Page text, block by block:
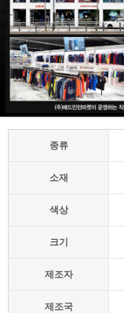
종류
소재
색상
크기
제조자
제조국